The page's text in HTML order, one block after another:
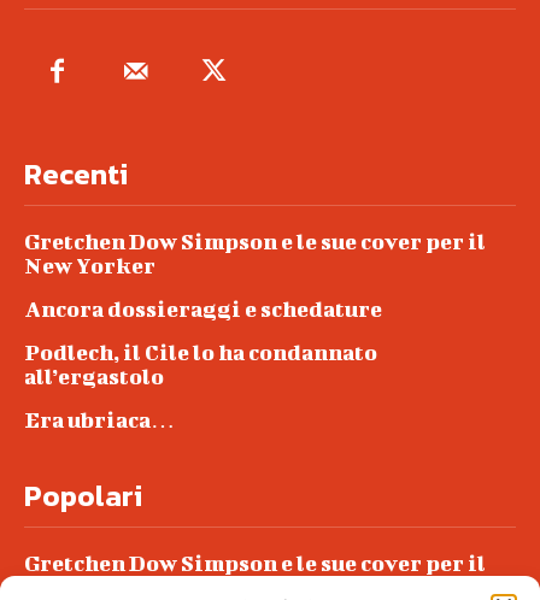
Recenti
Gretchen Dow Simpson e le sue cover per il
New Yorker
Ancora dossieraggi e schedature
Podlech, il Cile lo ha condannato
all’ergastolo
Era ubriaca…
Popolari
Gretchen Dow Simpson e le sue cover per il